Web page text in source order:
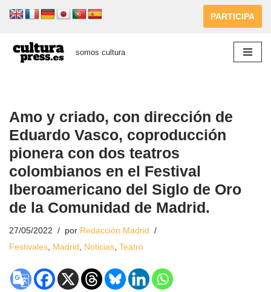
al
contenido
PARTICIPA
somos cultura
Amo y criado, con dirección de
Eduardo Vasco, coproducción
pionera con dos teatros
colombianos en el Festival
Iberoamericano del Siglo de Oro
de la Comunidad de Madrid.
27/05/2022 por Redacción Madrid
Festivales Madrid Noticias Teatro